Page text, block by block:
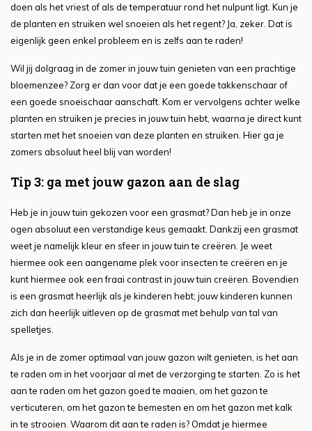
doen als het vriest of als de temperatuur rond het nulpunt ligt. Kun je
de planten en struiken wel snoeien als het regent? Ja, zeker. Dat is
eigenlijk geen enkel probleem en is zelfs aan te raden!
Wil jij dolgraag in de zomer in jouw tuin genieten van een prachtige
bloemenzee? Zorg er dan voor dat je een goede takkenschaar of
een goede snoeischaar aanschaft. Kom er vervolgens achter welke
planten en struiken je precies in jouw tuin hebt, waarna je direct kunt
starten met het snoeien van deze planten en struiken. Hier ga je
zomers absoluut heel blij van worden!
Tip 3: ga met jouw gazon aan de slag
Heb je in jouw tuin gekozen voor een grasmat? Dan heb je in onze
ogen absoluut een verstandige keus gemaakt. Dankzij een grasmat
weet je namelijk kleur en sfeer in jouw tuin te creëren. Je weet
hiermee ook een aangename plek voor insecten te creëren en je
kunt hiermee ook een fraai contrast in jouw tuin creëren. Bovendien
is een grasmat heerlijk als je kinderen hebt; jouw kinderen kunnen
zich dan heerlijk uitleven op de grasmat met behulp van tal van
spelletjes.
Als je in de zomer optimaal van jouw gazon wilt genieten, is het aan
te raden om in het voorjaar al met de verzorging te starten. Zo is het
aan te raden om het gazon goed te maaien, om het gazon te
verticuteren, om het gazon te bemesten en om het gazon met kalk
in te strooien. Waarom dit aan te raden is? Omdat je hiermee